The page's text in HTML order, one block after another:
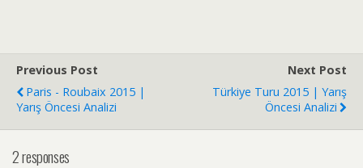
Previous Post
Paris - Roubaix 2015 |
Yarış Öncesi Analizi
Next Post
Türkiye Turu 2015 | Yarış
Öncesi Analizi
2 responses